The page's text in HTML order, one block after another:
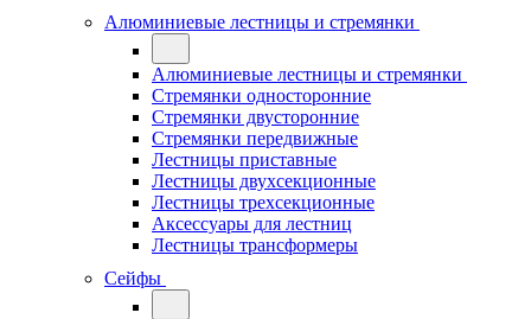
Алюминиевые лестницы и стремянки
Алюминиевые лестницы и стремянки
Стремянки односторонние
Стремянки двусторонние
Стремянки передвижные
Лестницы приставные
Лестницы двухсекционные
Лестницы трехсекционные
Аксессуары для лестниц
Лестницы трансформеры
Сейфы